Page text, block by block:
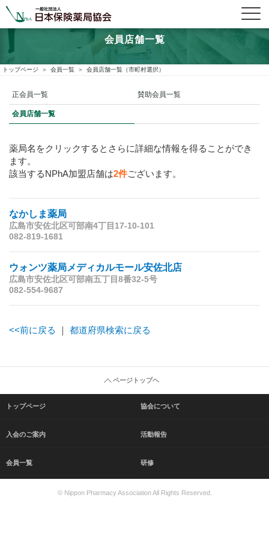
会員店舗一覧
トップページ 会員一覧 会員店舗一覧（市町村選択）
正会員一覧 賛助会員一覧
会員店舗一覧
薬局名をクリックするとさらに詳細な情報を得ることができ
ます。
該当するNPhA加盟店舗は2件ございます。
なかしま薬局
広島市安佐北区可部南4丁目17-10-101
082-819-1681
ウォンツ薬局メディカルモール安佐北店
広島市安佐北区可部南五丁目8番32-5号
082-554-9687
<<前に戻る ｜ 都道府県検索に戻る
ページトップヘ
トップページ 協会について
入会のご案内 活動報告
会員一覧 研修
© Nippon Pharmacy Association All Rights Reserved.